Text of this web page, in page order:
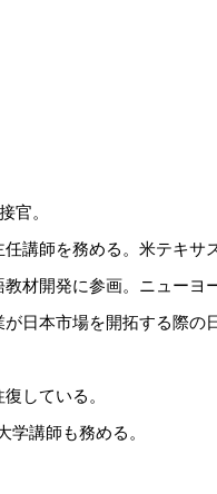
官。
講師を務める。米テキサ
材開発に参画。ニューヨ
日本市場を開拓する際の
している。
講師も務める。